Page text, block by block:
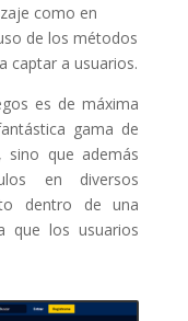
como en
de los métodos
captar a usuarios.
es de máxima
gama de
sino que además
en diversos
dentro de una
que los usuarios